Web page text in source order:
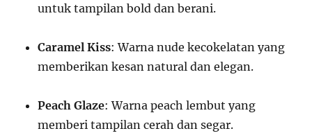
untuk tampilan bold dan berani.
Caramel Kiss: Warna nude kecokelatan yang
memberikan kesan natural dan elegan.
Peach Glaze: Warna peach lembut yang
memberi tampilan cerah dan segar.